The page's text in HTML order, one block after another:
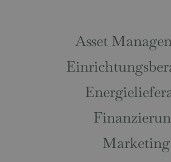
Asset
Marketing